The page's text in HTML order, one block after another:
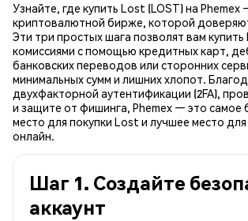
Узнайте, где купить Lost (LOST) на
криптовалютной бирже, которой
Эти три простых шага позволят вам купить
комиссиями с помощью кредитных карт,
банковских переводов или сторонних
минимальных сумм и лишних хлопот.
двухфакторной аутентификации (2FA),
и защите от фишинга, Phemex — это самое
место для покупки Lost и лучшее место
онлайн.
Шаг 1. Создайте
аккаунт